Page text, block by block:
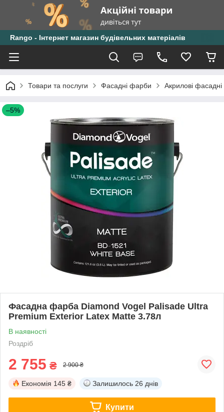
Rango - Інтернет магазин будівельних матеріалів
Товари та послуги Фасадні фарби Акрилові
–5%
Фасадна фарба Diamond Vogel Palisade Ultra
Premium Exterior Latex Matte 3.78л
В наявності
Роздріб
2 755 ₴ 2 900 ₴
Економія 145 ₴ Залишилось 26 днів
Купити